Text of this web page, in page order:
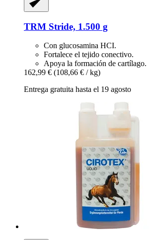
TRM Stride, 1.500 g
Con glucosamina HCI.
Fortalece el tejido conectivo.
Apoya la formación de cartílago.
162,99 € (108,66 € / kg)
Entrega gratuita hasta el 19 agosto